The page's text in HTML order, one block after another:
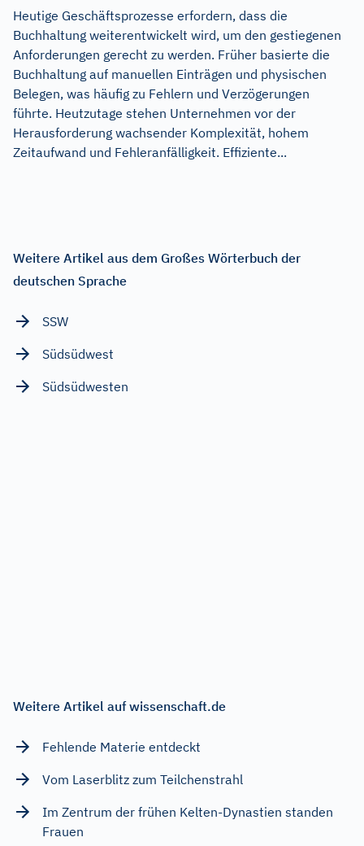
Heutige Geschäftsprozesse erfordern, dass die
Buchhaltung weiterentwickelt wird, um den gestiegenen
Anforderungen gerecht zu werden. Früher basierte die
Buchhaltung auf manuellen Einträgen und physischen
Belegen, was häufig zu Fehlern und Verzögerungen
führte. Heutzutage stehen Unternehmen vor der
Herausforderung wachsender Komplexität, hohem
Zeitaufwand und Fehleranfälligkeit. Effiziente...
Weitere Artikel aus dem Großes Wörterbuch der
deutschen Sprache
SSW
Südsüdwest
Südsüdwesten
Weitere Artikel auf wissenschaft.de
Fehlende Materie entdeckt
Vom Laserblitz zum Teilchenstrahl
Im Zentrum der frühen Kelten-Dynastien standen
Frauen